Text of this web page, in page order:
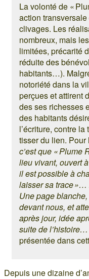
La volonté de «
action
clivages. Les
nombreux, mais
limitées, précarité
réduite des
habitants…).
notoriété dans la
perçues et attirent
des ses richesses
des habitants
l’écriture, contre
tisser du lien. Pour
c’est que « Plume
lieu vivant, ouvert
il est possible à
laisser sa trace »…
Une page
devant nous, et
après jour, idée
suite de l’histoire…
présentée dans
Depuis une dizaine